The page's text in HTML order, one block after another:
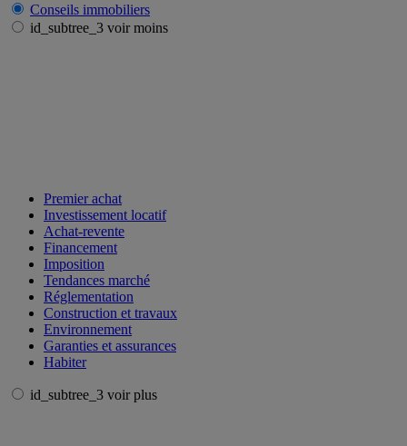
Conseils immobiliers
id_subtree_3 voir moins
Premier achat
Investissement locatif
Achat-revente
Financement
Imposition
Tendances marché
Réglementation
Construction et travaux
Environnement
Garanties et assurances
Habiter
id_subtree_3 voir plus